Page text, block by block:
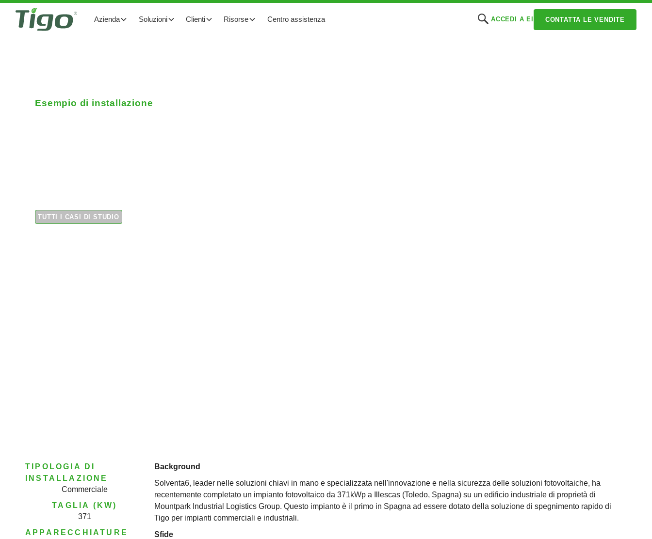
Azienda Soluzioni Clienti Risorse Centro assistenza ACCEDI A EI CONTATTA LE VENDITE
Esempio di installazione
TUTTI I CASI DI STUDIO
TIPOLOGIA DI
INSTALLAZIONE
Commerciale
TAGLIA (KW)
371
APPARECCHIATURE
Background
Solventa6, leader nelle soluzioni chiavi in mano e specializzata nell'innovazione e nella sicurezza delle soluzioni fotovoltaiche, ha
recentemente completato un impianto fotovoltaico da 371kWp a Illescas (Toledo, Spagna) su un edificio industriale di proprietà di
Mountpark Industrial Logistics Group. Questo impianto è il primo in Spagna ad essere dotato della soluzione di spegnimento rapido di
Tigo per impianti commerciali e industriali.
Sfide